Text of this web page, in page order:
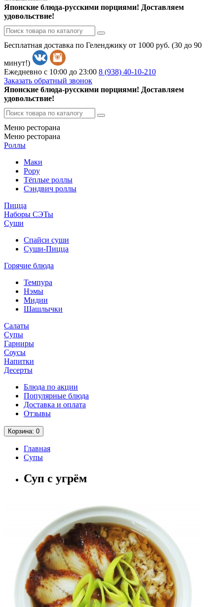
Японские блюда-русскими порциями! Доставляем
удовольствие!
Бесплатная доставка по Геленджику от 1000 руб. (30 до 90
минут!)
Ежедневно с 10:00 до 23:00 8 (938) 40-10-210
Заказать обратный звонок
Японские блюда-русскими порциями! Доставляем
удовольствие!
Меню ресторана
Меню ресторана
Роллы
Маки
Рору
Тёплые роллы
Сэндвич роллы
Пицца
Наборы СЭТы
Суши
Спайси суши
Суши-Пицца
Горячие блюда
Темпура
Нэмы
Мидии
Шашлычки
Салаты
Супы
Гарниры
Соусы
Напитки
Десерты
Блюда по акции
Популярные блюда
Доставка и оплата
Отзывы
Корзина: 0
Главная
Супы
Суп с угрём